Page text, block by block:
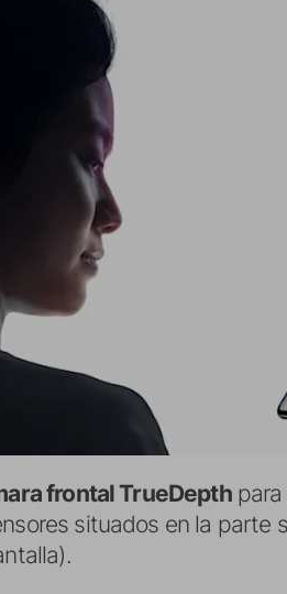
frontal TrueDepthpara
situados en la parte